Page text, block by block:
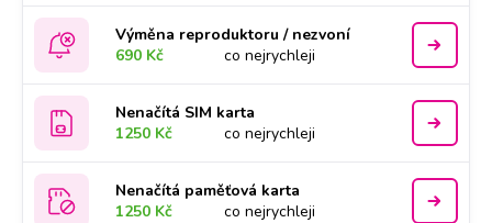
Výměna reproduktoru / nezvoní
690 Kč
co nejrychleji
Nenačítá SIM karta
1250 Kč
co nejrychleji
Nenačítá paměťová karta
1250 Kč
co nejrychleji